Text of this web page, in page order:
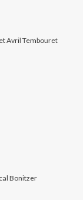
Avril Tembouret
Bonitzer